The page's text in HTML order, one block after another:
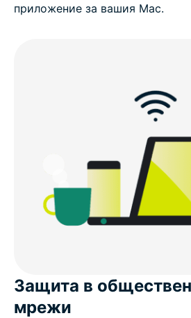
VPN услуга за Mac без риск
приложение за вашия Mac.
Защита в
мрежи